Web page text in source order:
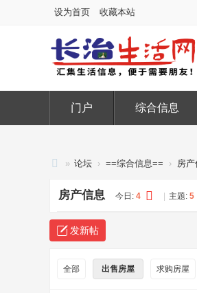
设为首页 收藏本站
门户 综合信息
治
生
活
» 论坛 › ==综合信息== › 房产
房产信息 今日: 4 主题: 5
发新帖
全部 出售房屋 求购房屋